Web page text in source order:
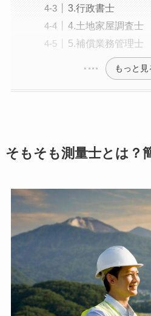
3.行政書士
4.土地家屋調査士
5.補償業務管理士
もっと見
そもそも測量士とは？